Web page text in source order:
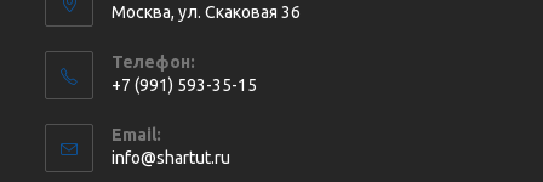
Москва, ул. Cкаковая 36
Телефон:
+7 (991) 593-35-15
в
вашем
Email:
info@shartut.ru